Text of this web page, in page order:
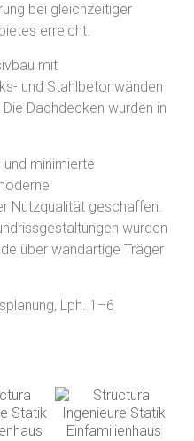
bei gleichzeitiger
erreicht.
mit
und Stahlbetonwänden
Dachdecken wurden in
minimierte
Nutzqualität geschaffen.
wurden
über wandartige Träger
Lph. 1–6